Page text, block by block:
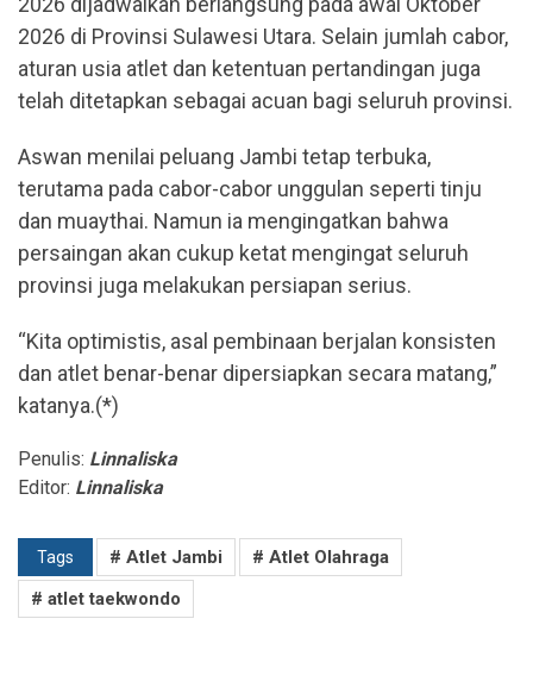
2026 di Provinsi Sulawesi Utara. Selain jumlah cabor,
aturan usia atlet dan ketentuan pertandingan juga
telah ditetapkan sebagai acuan bagi seluruh provinsi.
Aswan menilai peluang Jambi tetap terbuka,
terutama pada cabor-cabor unggulan seperti tinju
dan muaythai. Namun ia mengingatkan bahwa
persaingan akan cukup ketat mengingat seluruh
provinsi juga melakukan persiapan serius.
“Kita optimistis, asal pembinaan berjalan konsisten
dan atlet benar-benar dipersiapkan secara matang,”
katanya.(*)
Penulis: Linnaliska
Editor: Linnaliska
Tags # Atlet Jambi
# Atlet Olahraga
# atlet taekwondo